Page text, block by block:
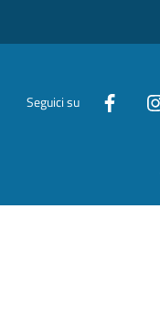
Seguici su